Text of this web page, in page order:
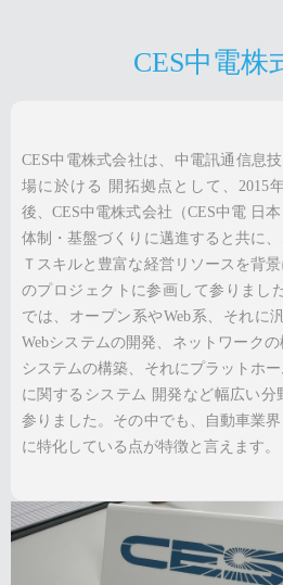
CES中電株
CES中電株式会社は、中電訊通信息
場に於ける 開拓拠点として、2015
後、CES中電株式会社（CES中電 日
体制・基盤づくりに邁進すると共に
Ｔスキルと豊富な経営リソースを背
のプロジェクトに参画して参りまし
では、オープン系やWeb系、それに
Webシステムの開発、ネットワーク
システムの構築、それにプラットホ
に関するシステム 開発など幅広い分
参りました。その中でも、自動車業
に特化している点が特徴と言えます。